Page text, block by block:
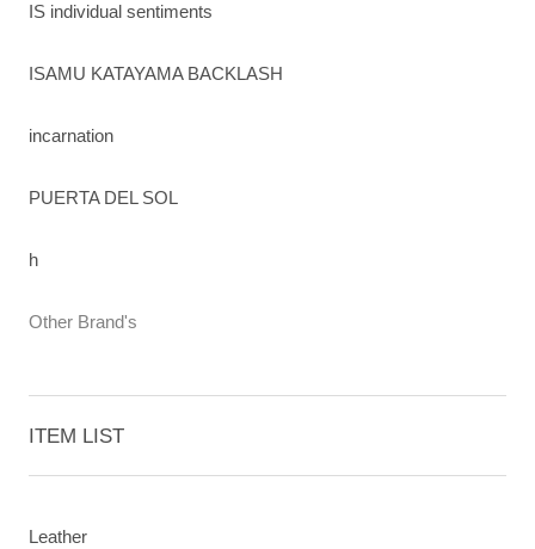
IS individual sentiments
ISAMU KATAYAMA BACKLASH
incarnation
PUERTA DEL SOL
h
Other Brand's
ITEM LIST
Leather